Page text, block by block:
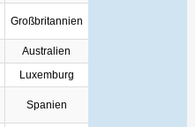
Großbritannien
Australien
Luxemburg
Spanien